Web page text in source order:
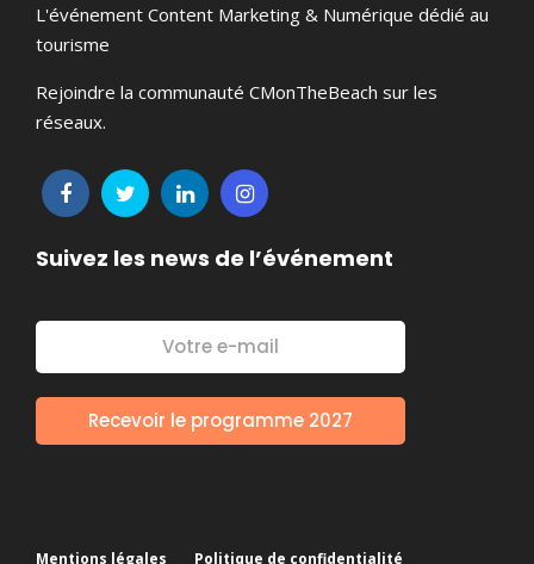
L'événement Content Marketing & Numérique dédié au
tourisme
Rejoindre la communauté CMonTheBeach sur les
réseaux.
Suivez les news de l’événement
Mentions légales Politique de confidentialité